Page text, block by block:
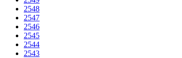
2548
2547
2546
2545
2544
2543